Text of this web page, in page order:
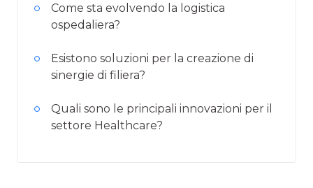
Come sta evolvendo la logistica
ospedaliera?
Esistono soluzioni per la creazione di
sinergie di filiera?
Quali sono le principali innovazioni per il
settore Healthcare?